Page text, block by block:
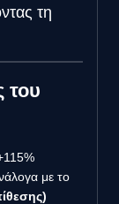
τη
του
με το